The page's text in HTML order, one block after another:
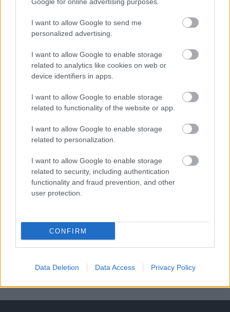
I want to allow Google to send me
personalized advertising.
I want to allow Google to enable storage
related to analytics like cookies on web or
device identifiers in apps.
I want to allow Google to enable storage
related to functionality of the website or app.
I want to allow Google to enable storage
related to personalization.
I want to allow Google to enable storage
related to security, including authentication
functionality and fraud prevention, and other
user protection.
CONFIRM
Data Deletion Data Access Privacy Policy
Országos hírek
A lakosságra is fontos szerep hárul a szúnyoginvázió
Folytatódik a szúnyogírtás szerte az országban. Az ázsiai
tigrisszúnyog a vízhiány ellenére is talál szaporodási helyet a
vödrökben, gyermekjátékokban.
Országos hírek
Túlfogyasztás napja - július 30-ra felhasználta az
emberiség a Föld egész évre elegendő erőforrásait
Ma van idén a túlfogyasztás világnapja: az emberiség eddigre
bolygónk egy év alatt képes megújítani. Ettől a naptól kezdve
ökológiai értelemben már „hitelből élünk” – hívta fel a figyelmet
közleményében a WWF Magyarország.
HIRDETÉS